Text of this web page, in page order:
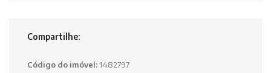
Compartilhe:
Código do imóvel:1482797